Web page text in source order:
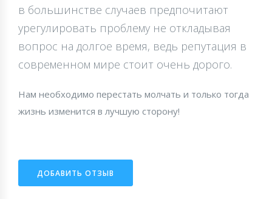
в большинстве случаев предпочитают
урегулировать проблему не откладывая
вопрос на долгое время, ведь репутация в
современном мире стоит очень дорого.
Нам необходимо перестать молчать и только тогда
жизнь изменится в лучшую сторону!
ДОБАВИТЬ ОТЗЫВ